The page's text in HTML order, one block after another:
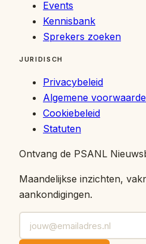
Events
Kennisbank
Sprekers zoeken
JURIDISCH
Privacybeleid
Algemene
Cookiebeleid
Statuten
Ontvang de PSANL
Maandelijkse inzichten,
aankondigingen.